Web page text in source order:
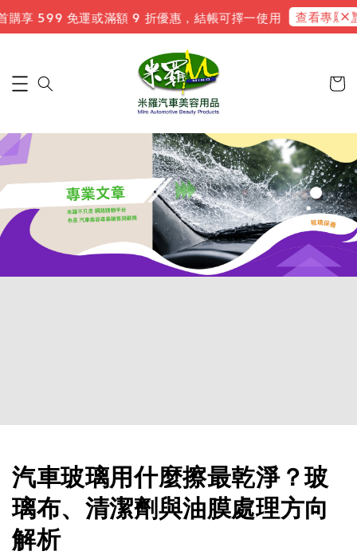
599 免運或滿額 9 折優惠，結帳可擇一使用 查看專屬禮遇
汽車玻璃用什麼擦最乾淨？玻
璃布、清潔劑與油膜處理方向
解析